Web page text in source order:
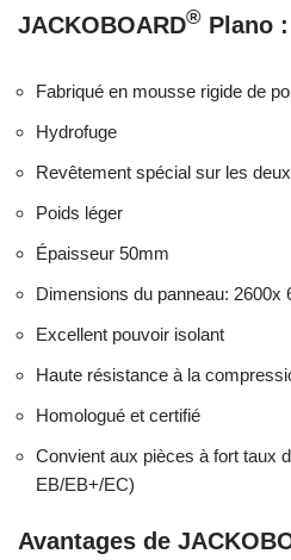
JACKOBOARD® Plano :
Fabriqué en mousse rigide de
Hydrofuge
Revêtement spécial sur les
Poids léger
Épaisseur 50mm
Dimensions du panneau: 2600x
Excellent pouvoir isolant
Haute résistance à la
Homologué et certifié
Convient aux pièces à fort taux
EB/EB+/EC)
Avantages de